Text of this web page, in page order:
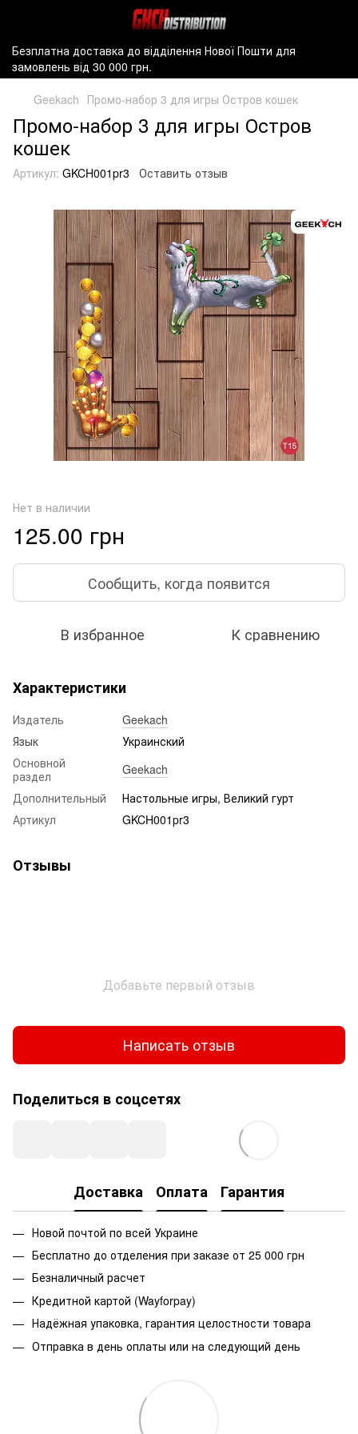
Безплатна доставка до відділення Нової Пошти для
замовлень від 30 000 грн.
Geekach Промо-набор 3 для игры Остров кошек
Промо-набор 3 для игры Остров
кошек
Артикул: GKCH001pr3 Оставить отзыв
Нет в наличии
125.00 грн
Сообщить, когда появится
В избранное К сравнению
Характеристики
Издатель
Geekach
Язык
Украинский
Основной
раздел
Geekach
Дополнительный
Настольные игры, Великий гурт
Артикул
GKCH001pr3
Отзывы
Добавьте первый отзыв
Написать отзыв
Поделиться в соцсетях
Доставка Оплата Гарантия
Новой почтой по всей Украине
Бесплатно до отделения при заказе от 25 000 грн
Безналичный расчет
Кредитной картой (Wayforpay)
Надёжная упаковка, гарантия целостности товара
Отправка в день оплаты или на следующий день